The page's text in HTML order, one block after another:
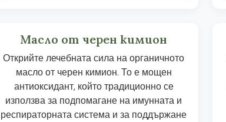
Масло от черен кимион
Открийте лечебната сила на органичното
масло от черен кимион. То е мощен
антиоксидант, който традиционно се
използва за подпомагане на имунната и
респираторната система и за поддържане